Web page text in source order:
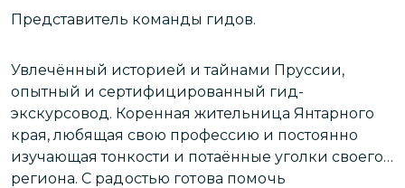
Представитель команды гидов.
Увлечённый историей и тайнами Пруссии,
опытный и сертифицированный гид-
экскурсовод. Коренная жительница Янтарного
края, любящая свою профессию и постоянно
изучающая тонкости и потаённые уголки своего
региона. С радостью готова помочь